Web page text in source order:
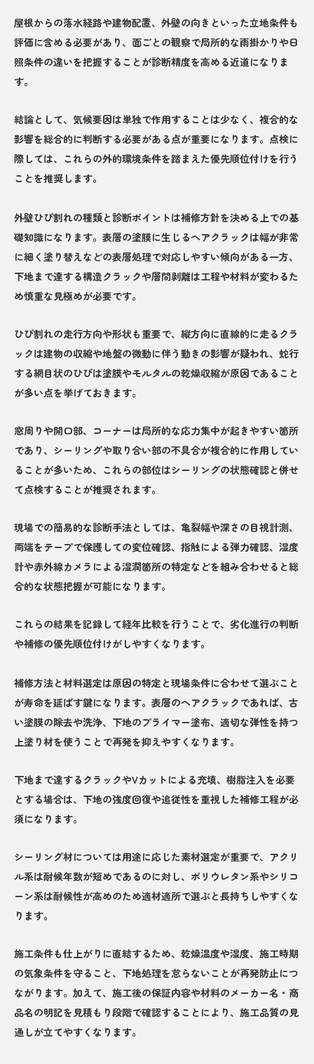
屋根からの落水経路や建物配置、外壁の向きといった立地条件も
評価に含める必要があり、面ごとの観察で局所的な雨掛かりや日
照条件の違いを把握することが診断精度を高める近道になりま
す。
結論として、気候要因は単独で作用することは少なく、複合的な
影響を総合的に判断する必要がある点が重要になります。点検に
際しては、これらの外的環境条件を踏まえた優先順位付けを行う
ことを推奨します。
外壁ひび割れの種類と診断ポイントは補修方針を決める上での基
礎知識になります。表層の塗膜に生じるヘアクラックは幅が非常
に細く塗り替えなどの表層処理で対応しやすい傾向がある一方、
下地まで達する構造クラックや層間剥離は工程や材料が変わるた
め慎重な見極めが必要です。
ひび割れの走行方向や形状も重要で、縦方向に直線的に走るクラ
ックは建物の収縮や地盤の微動に伴う動きの影響が疑われ、蛇行
する網目状のひびは塗膜やモルタルの乾燥収縮が原因であること
が多い点を挙げておきます。
窓周りや開口部、コーナーは局所的な応力集中が起きやすい箇所
であり、シーリングや取り合い部の不具合が複合的に作用してい
ることが多いため、これらの部位はシーリングの状態確認と併せ
て点検することが推奨されます。
現場での簡易的な診断手法としては、亀裂幅や深さの目視計測、
両端をテープで保護しての変位確認、指触による弾力確認、湿度
計や赤外線カメラによる湿潤箇所の特定などを組み合わせると総
合的な状態把握が可能になります。
これらの結果を記録して経年比較を行うことで、劣化進行の判断
や補修の優先順位付けがしやすくなります。
補修方法と材料選定は原因の特定と現場条件に合わせて選ぶこと
が寿命を延ばす鍵になります。表層のヘアクラックであれば、古
い塗膜の除去や洗浄、下地のプライマー塗布、適切な弾性を持つ
上塗り材を使うことで再発を抑えやすくなります。
下地まで達するクラックやVカットによる充填、樹脂注入を必要
とする場合は、下地の強度回復や追従性を重視した補修工程が必
須になります。
シーリング材については用途に応じた素材選定が重要で、アクリ
ル系は耐候年数が短めであるのに対し、ポリウレタン系やシリコ
ーン系は耐候性が高めのため適材適所で選ぶと長持ちしやすくな
ります。
施工条件も仕上がりに直結するため、乾燥温度や湿度、施工時期
の気象条件を守ること、下地処理を怠らないことが再発防止につ
ながります。加えて、施工後の保証内容や材料のメーカー名・商
品名の明記を見積もり段階で確認することにより、施工品質の見
通しが立てやすくなります。